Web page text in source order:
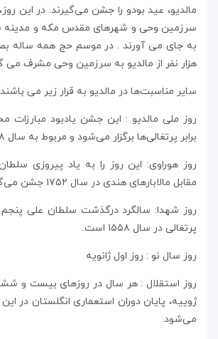
مالدیو، عید بودو را جشن می‌گیرند. در این
سرزمین وحی و شهرهای مقدس مکه و مدینه
به جای می آورند . در موسم حج همه ساله
هزار نفر از مالدیو به سرزمین وحی مشرف می
سایر مناسبت‌ها در مالدیو به قرار زیر می
روز ملی مالدیو : این جشن یادبود مبارزات‌
برابر پرتغالی‌ها برگزار می‌شود و مربوط به سال ١۵٧٨ می باشد .
روز هوراوی: این روز را به یاد پیروزی
مقابل مالابارهای هندی در سال ١٧۵٢ جشن می‌گیرند.
روز شهدا: سالگرد درگذشت سلطان علی
پرتغالی در سال ١۵۵٨ است.
روز سال نو : روز اول ژانویه
روز استقلال : هر سال در روزهای بیست و
ژوییه، پایان دوران استعماری انگلستان در
می‌شود.